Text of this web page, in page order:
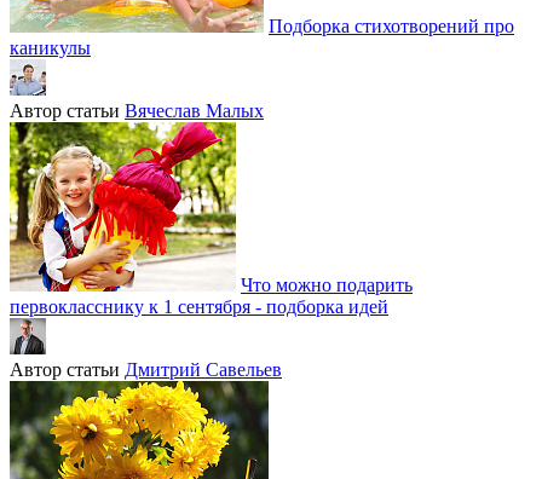
Подборка стихотворений про
каникулы
Автор статьи Вячеслав Малых
Что можно подарить
первокласснику к 1 сентября - подборка идей
Автор статьи Дмитрий Савельев